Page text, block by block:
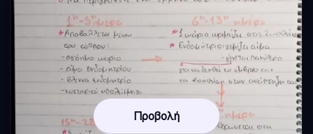
Προβολή